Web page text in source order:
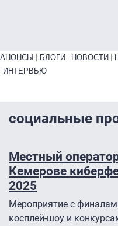
Primary links bottom
АНОНСЫ БЛОГИ НОВОСТИ
ИНТЕРВЬЮ
социальные
Местный
Кемерове
2025
Мероприятие с
косплей-шоу и